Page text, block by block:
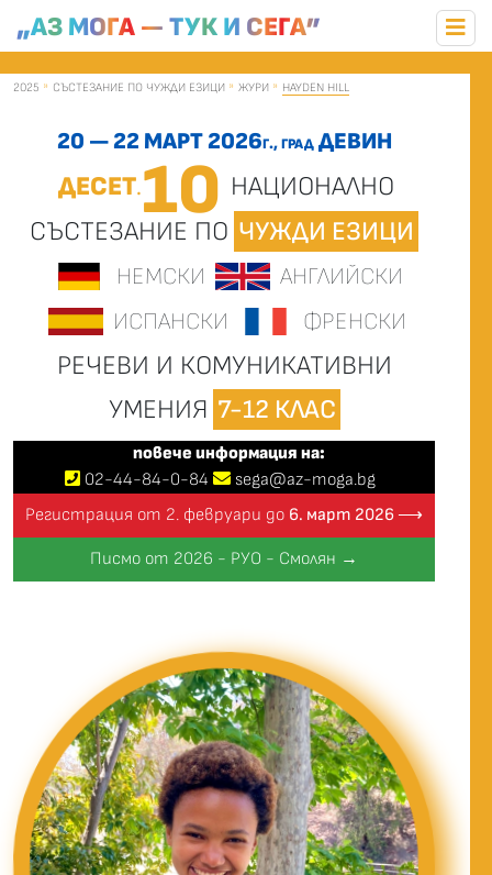
„АЗ МОГА — ТУК И СЕГА”
2025 СЪСТЕЗАНИЕ ПО ЧУЖДИ ЕЗИЦИ ЖУРИ HAYDEN HILL
20 — 22 МАРТ 2026Г., ГРАДДЕВИН
ДЕСЕТ.10 НАЦИОНАЛНО
СЪСТЕЗАНИЕ ПО ЧУЖДИ ЕЗИЦИ
НЕМСКИ
АНГЛИЙСКИ
ИСПАНСКИ
ФРЕНСКИ
РЕЧЕВИ И КОМУНИКАТИВНИ
УМЕНИЯ 7-12 КЛАС
повече информация на:
02-44-84-0-84
sega@az-moga.bg
Регистрация от 2. февруари до 6. март 2026 ⟶
Писмо от 2026 - РУО - Смолян →